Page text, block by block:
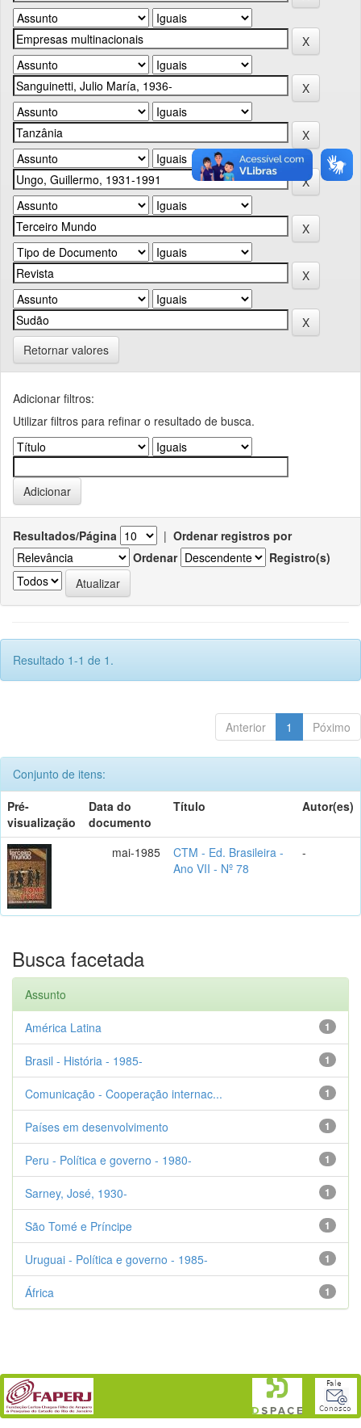
Retornar valores
Adicionar filtros:
Utilizar filtros para refinar o resultado de busca.
Resultados/Página | Ordenar registros por
Ordenar
Registro(s)
Resultado 1-1 de 1.
Anterior 1 Póximo
Conjunto de itens:
Pré-
visualização
Data do
documento
Título Autor(es)
mai-1985
CTM - Ed. Brasileira -
Ano VII - Nº 78
-
Busca facetada
Assunto
1
América Latina
1
Brasil - História - 1985-
1
Comunicação - Cooperação internac...
1
Países em desenvolvimento
1
Peru - Política e governo - 1980-
1
Sarney, José, 1930-
1
São Tomé e Príncipe
1
Uruguai - Política e governo - 1985-
1
África